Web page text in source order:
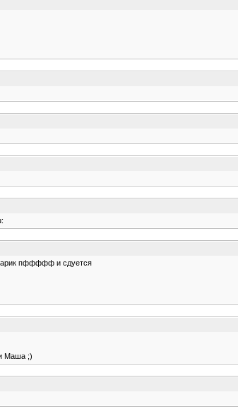
пффффф и сдуется
Маша ;)